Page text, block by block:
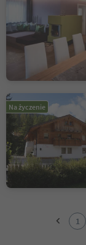
Na życzenie
1